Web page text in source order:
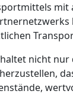
mit
nicht nur